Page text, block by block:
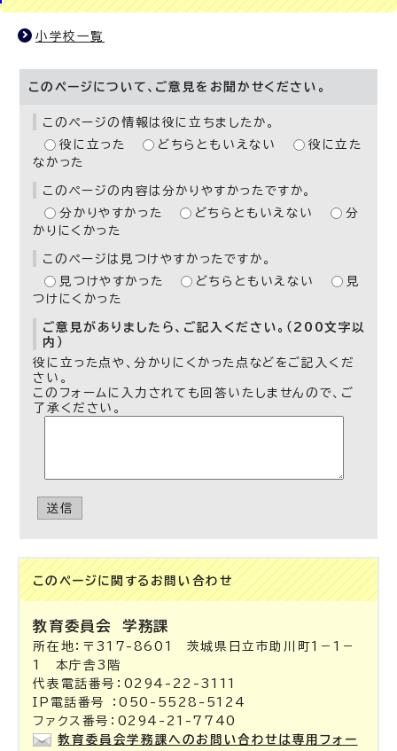
小学校一覧
このページについて、ご意見をお聞かせください。
このページの情報は役に立ちましたか。
役に立った
どちらともいえない
役に立た
なかった
このページの内容は分かりやすかったですか。
分かりやすかった
どちらともいえない
分
かりにくかった
このページは見つけやすかったですか。
見つけやすかった
どちらともいえない
見
つけにくかった
ご意見がありましたら、ご記入ください。（200文字以
内）
役に立った点や、分かりにくかった点などをご記入くだ
さい。
このフォームに入力されても回答いたしませんので、ご
了承ください。
送信
このページに関する お問い合わせ
教育委員会学務課
所在地：〒317-8601 茨城県日立市助川町1－1－
1 本庁舎3階
代表電話番号：0294-22-3111
IP電話番号 ：050-5528-5124
ファクス番号：0294-21-7740
教育委員会学務課へのお問い合わせは専用フォー